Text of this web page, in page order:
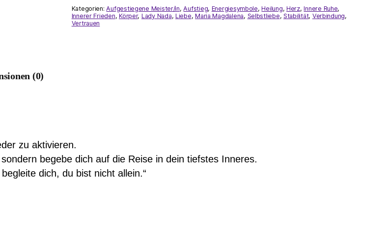
dich
selbst
Menge
Kategorien:Aufgestiegene Meister/in,Aufstieg, Energiesymbole,Heilung,Herz,Innere Ruhe,
Innerer Frieden,Körper, Lady Nada, Liebe,Maria Magdalena, Selbstliebe,Stabilität, Verbindung,
Vertrauen
(0)
zu aktivieren.
begebe dich auf die Reise in dein tiefstes Inneres.
dich, du bist nicht allein.“